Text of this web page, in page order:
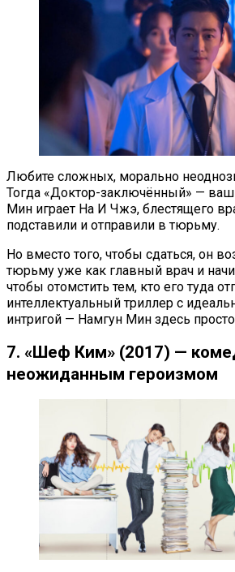
Любите сложных, морально
Тогда «Доктор-заключённый» —
Мин играет На И Чжэ, блестящего
подставили и отправили в тюрьму.
Но вместо того, чтобы сдаться, он
тюрьму уже как главный врач и
чтобы отомстить тем, кто его туда
интеллектуальный триллер с
интригой — Намгун Мин здесь
7. «Шеф Ким» (2017) —
неожиданным героизмом